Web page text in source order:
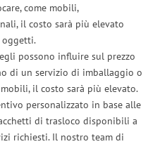
come mobili,
il costo sarà più elevato
oggetti.
possono influire sul prezzo
di un servizio di imballaggio o
il costo sarà più elevato.
personalizzato in base alle
di trasloco disponibili a
richiesti. Il nostro team di